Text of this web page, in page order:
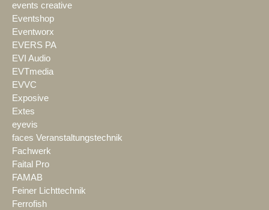
events creative
Eventshop
Eventworx
EVERS PA
EVI Audio
EVTmedia
EVVC
Exposive
Extes
eyevis
faces Veranstaltungstechnik
Fachwerk
Faital Pro
FAMAB
Feiner Lichttechnik
Ferrofish